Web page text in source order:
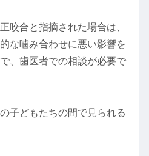
咬合と指摘された場合は、
な噛み合わせに悪い影響を
、歯医者での相談が必要で
子どもたちの間で見られる